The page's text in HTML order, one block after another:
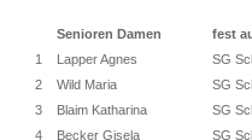
Senioren Damen
fest
1
Lapper Agnes
SG
2
Wild Maria
SG
3
Blaim Katharina
SG
4
Becker Gisela SG